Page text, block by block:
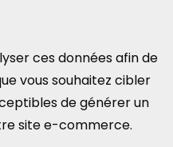
ces données afin de
vous souhaitez cibler
de générer un
site e-commerce.